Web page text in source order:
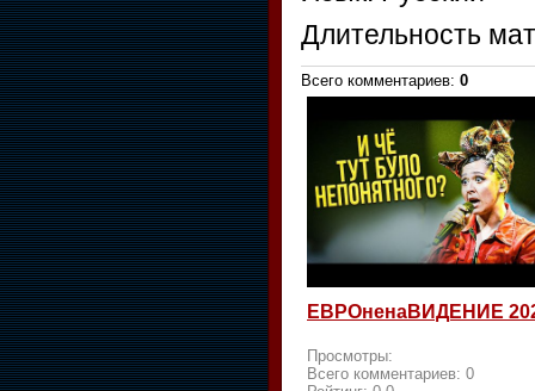
Длительность
Всего комментариев: 0
ЕВРОненаВИДЕНИЕ
Просмотры:
Всего комментариев: 0